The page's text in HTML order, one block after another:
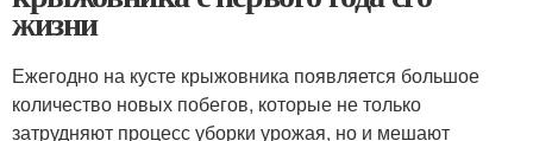
жизни
Ежегодно на кусте крыжовника появляется большое
количество новых побегов, которые не только
затрудняют процесс уборки урожая, но и мешают